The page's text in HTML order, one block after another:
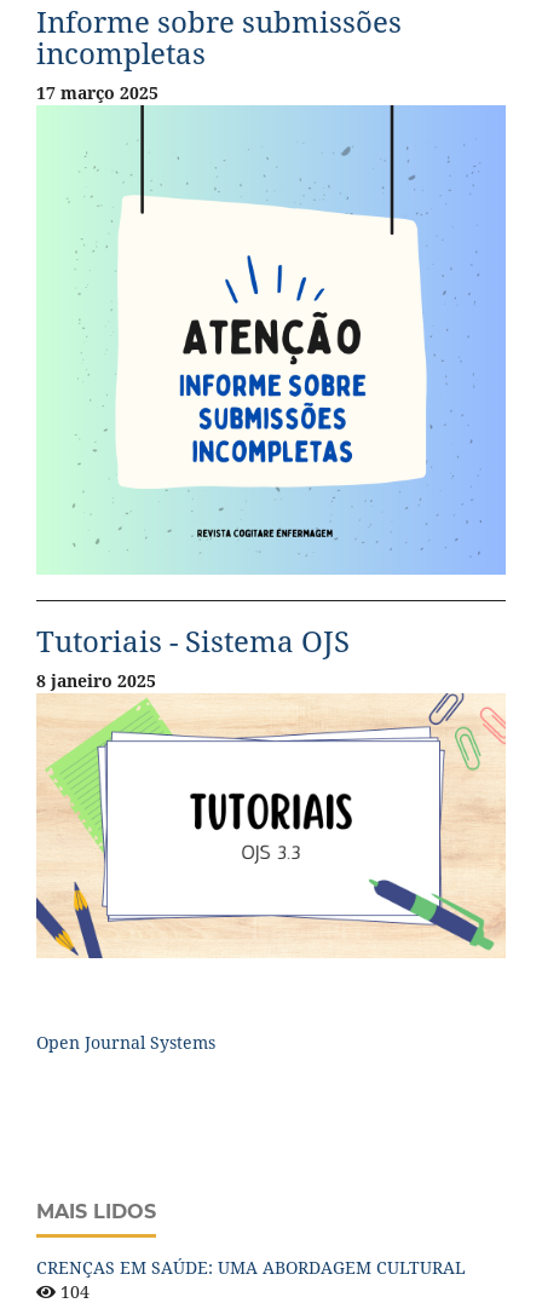
Informe sobre submissões
incompletas
17 março 2025
Tutoriais - Sistema OJS
8 janeiro 2025
Open Journal Systems
MAIS LIDOS
CRENÇAS EM SAÚDE: UMA ABORDAGEM CULTURAL
104